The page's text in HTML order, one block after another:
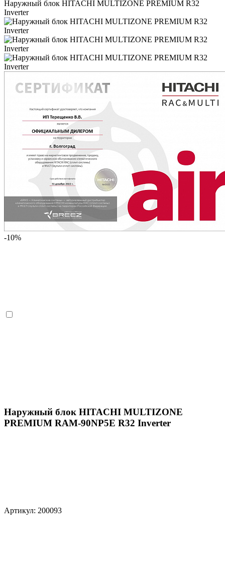
Наружный блок HITACHI MULTIZONE PREMIUM R32
Inverter
-10%
Наружный блок HITACHI MULTIZONE
PREMIUM RAM-90NP5E R32 Inverter
Артикул: 200093